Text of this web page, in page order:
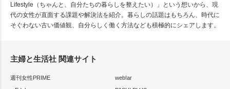
Lifestyle（ちゃんと、自分たちの暮らしを整えたい）」という想いから、現
代の女性が直面する課題や解決法を紹介。暮らしの話題はもちろん、時代に
そぐわない古い価値観、自分らしく働く方法なども積極的にシェアします。
主婦と生活社 関連サイト
週刊女性PRIME
web!ar